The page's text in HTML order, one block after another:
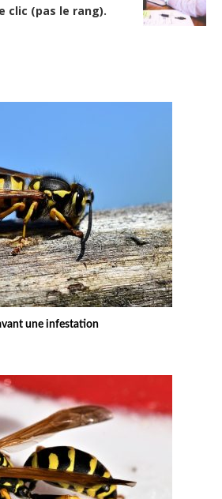
clic (pas le rang).
une infestation